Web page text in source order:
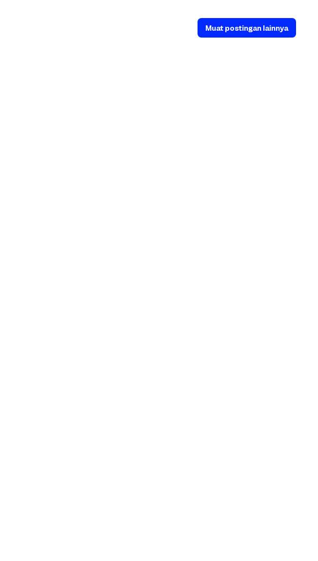
Muat postingan lainnya